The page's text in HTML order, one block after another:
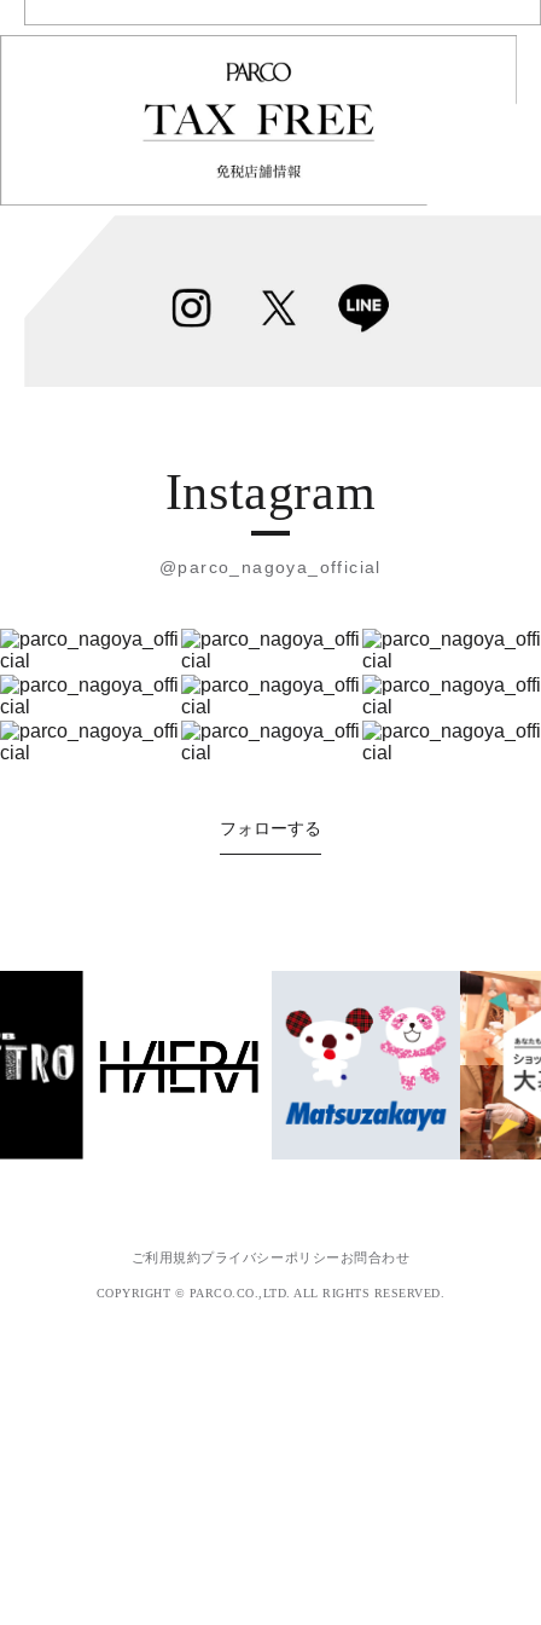
Instagram
@parco_nagoya_official
フォローする
ご利用規約プライバシーポリシー お問合わせ
COPYRIGHT © PARCO.CO.,LTD. ALL RIGHTS RESERVED.